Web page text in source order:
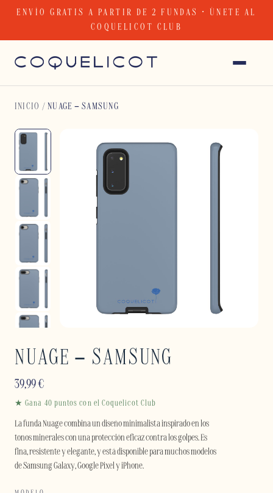
ENVÍO GRATIS A PARTIR DE 2 FUNDAS · ÚNETE AL
COQUELICOT CLUB
INICIO /NUAGE – SAMSUNG
NUAGE – SAMSUNG
39,99€
★ Gana 40 puntos con el Coquelicot Club
La funda Nuage combina un diseño minimalista inspirado en los
tonos minerales con una protección eficaz contra los golpes. Es
fina, resistente y elegante, y está disponible para muchos modelos
de Samsung Galaxy, Google Pixel y iPhone.